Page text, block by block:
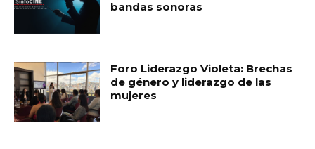
bandas sonoras
Foro Liderazgo Violeta: Brechas
de género y liderazgo de las
mujeres